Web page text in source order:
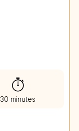
30 minutes